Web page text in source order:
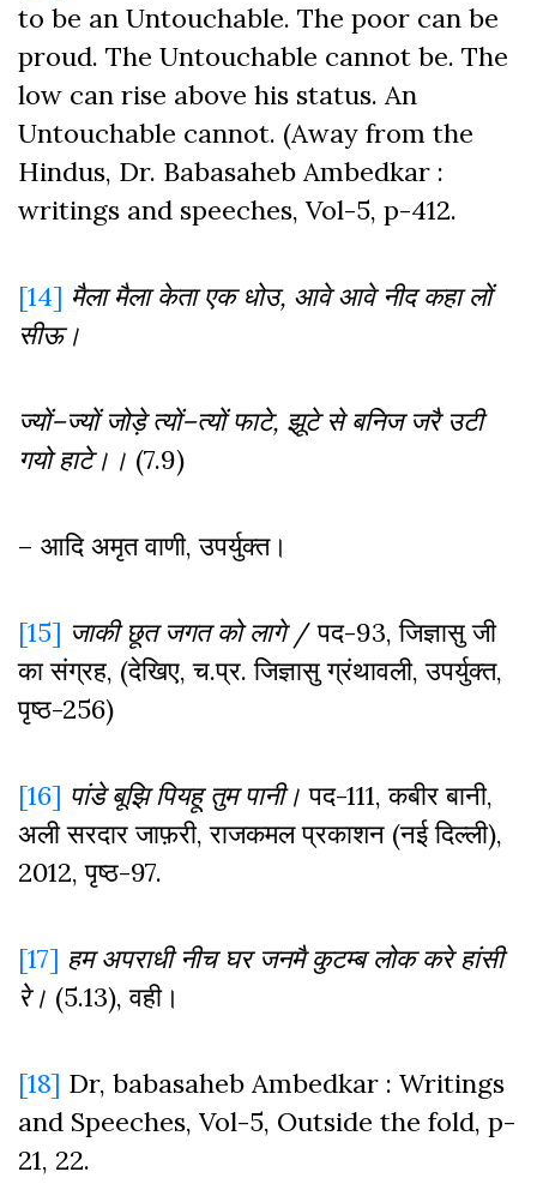
to be an Untouchable. The poor can be
proud. The Untouchable cannot be. The
low can rise above his status. An
Untouchable cannot. (Away from the
Hindus, Dr. Babasaheb Ambedkar :
writings and speeches, Vol-5, p-412.
[14] मैला मैला केता एक धोउ, आवे आवे नीद कहा लों
सीऊ।
ज्यों–ज्यों जोड़े त्यों–त्यों फाटे, झूटे से बनिज जरै उटी
गयो हाटे।। (7.9)
– आदि अमृत वाणी, उपर्युक्त।
[15] जाकी छूत जगत को लागे/ पद-93, जिज्ञासु जी
का संग्रह, (देखिए, च.प्र. जिज्ञासु ग्रंथावली, उपर्युक्त,
पृष्ठ-256)
[16] पांडे बूझि पियहू तुम पानी। पद-111, कबीर बानी,
अली सरदार जाफ़री, राजकमल प्रकाशन (नई दिल्ली),
2012, पृष्ठ-97.
[17] हम अपराधी नीच घर जनमै कुटम्ब लोक करे हांसी
रे। (5.13), वही।
[18] Dr, babasaheb Ambedkar : Writings
and Speeches, Vol-5, Outside the fold, p-
21, 22.